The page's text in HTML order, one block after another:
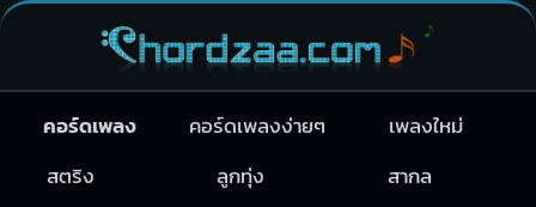
คอร์ดเพลง คอร์ดเพลงง่ายๆ
เพลงใหม่
สตริง
ลูกทุ่ง
สากล